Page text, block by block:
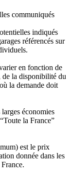
communiqués
indiqués
référencés sur
en fonction de
de la disponibilité du
la demande doit
économies
la France”
est le prix
donnée dans les